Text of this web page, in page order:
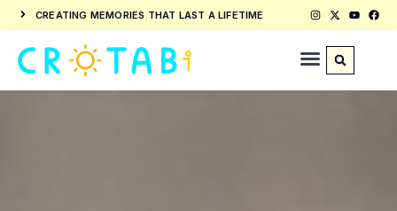
CREATING MEMORIES THAT LAST A LIFETIME